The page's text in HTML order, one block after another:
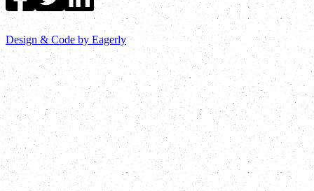
Design & Code by Eagerly